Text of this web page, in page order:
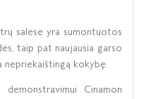
salėse yra sumontuotos
taip pat naujausia garso
nepriekaištingą kokybę.
Cinamon